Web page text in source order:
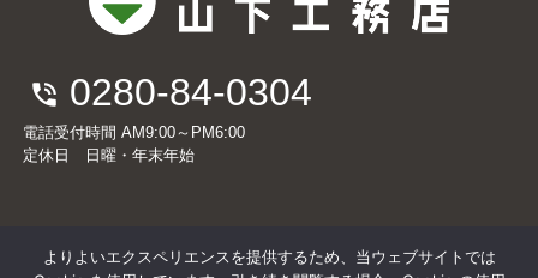
0280-84-0304
電話受付時間 AM9:00～PM6:00
定休日 日曜・年末年始
よりよいエクスペリエンスを提供するため、当ウェブサイトでは